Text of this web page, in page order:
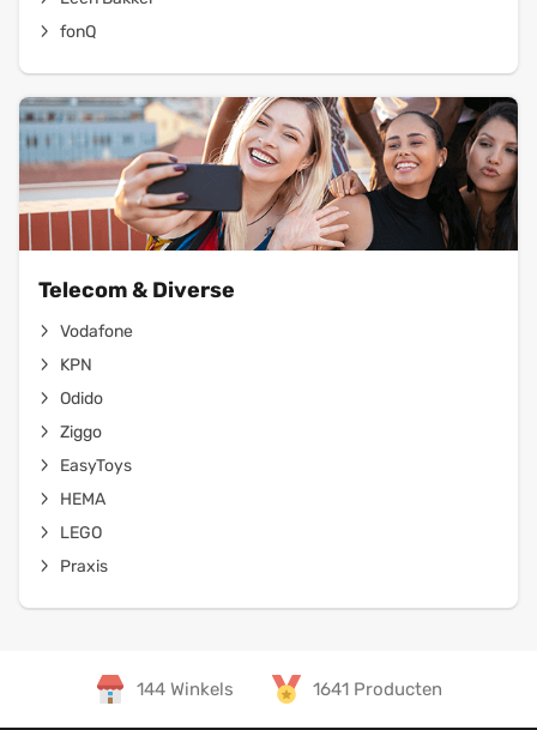
fonQ
Telecom & Diverse
Vodafone
KPN
Odido
Ziggo
EasyToys
HEMA
LEGO
Praxis
144 Winkels 1641 Producten